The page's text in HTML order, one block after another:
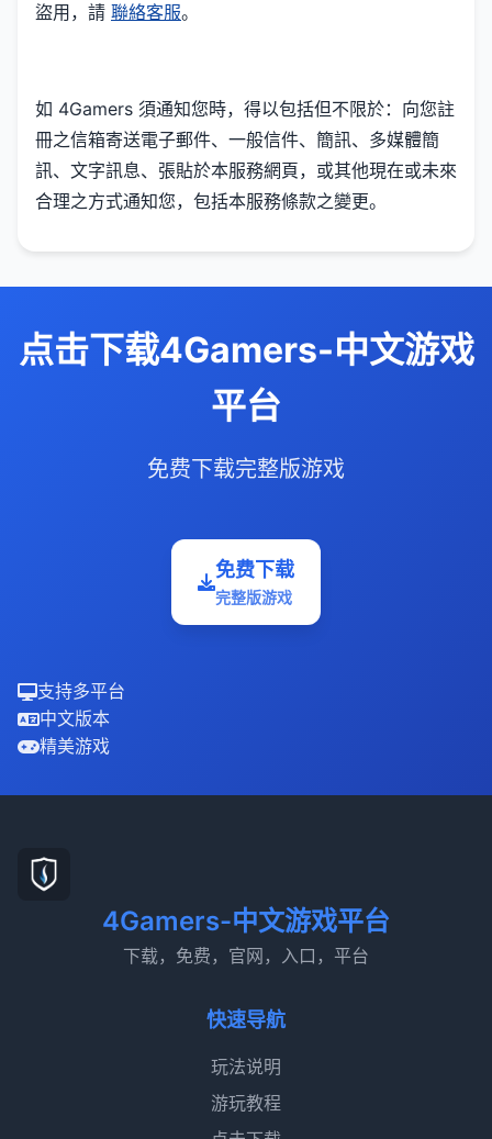
盜用，請 聯絡客服。
如 4Gamers 須通知您時，得以包括但不限於：向您註
冊之信箱寄送電子郵件、一般信件、簡訊、多媒體簡
訊、文字訊息、張貼於本服務網頁，或其他現在或未來
合理之方式通知您，包括本服務條款之變更。
点击下载4Gamers-中文游戏
平台
免费下载完整版游戏
免费下载
完整版游戏
支持多平台
中文版本
精美游戏
4Gamers-中文游戏平台
下载，免费，官网，入口，平台
快速导航
玩法说明
游玩教程